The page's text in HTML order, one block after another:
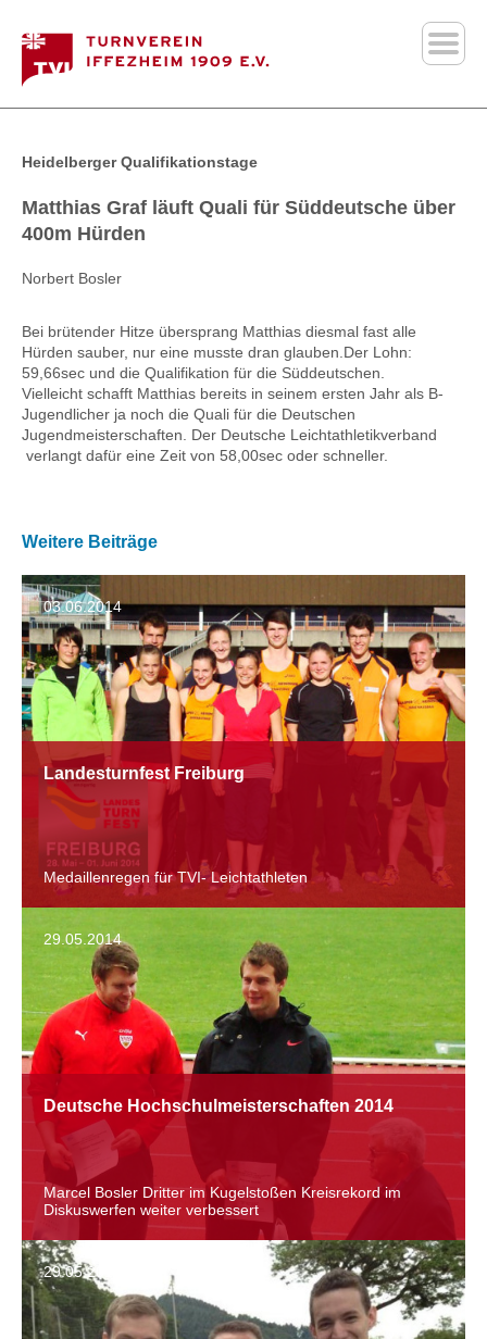
Heidelberger Qualifikationstage
Matthias Graf läuft Quali für Süddeutsche über
400m Hürden
Norbert Bosler
Bei brütender Hitze übersprang Matthias diesmal fast alle
Hürden sauber, nur eine musste dran glauben.Der Lohn:
59,66sec und die Qualifikation für die Süddeutschen.
Vielleicht schafft Matthias bereits in seinem ersten Jahr als B-
Jugendlicher ja noch die Quali für die Deutschen
Jugendmeisterschaften. Der Deutsche Leichtathletikverband
verlangt dafür eine Zeit von 58,00sec oder schneller.
Weitere Beiträge
03.06.2014
Landesturnfest Freiburg
Medaillenregen für TVI- Leichtathleten
29.05.2014
Deutsche Hochschulmeisterschaften 2014
Marcel Bosler Dritter im Kugelstoßen Kreisrekord im
Diskuswerfen weiter verbessert
29.05.2014